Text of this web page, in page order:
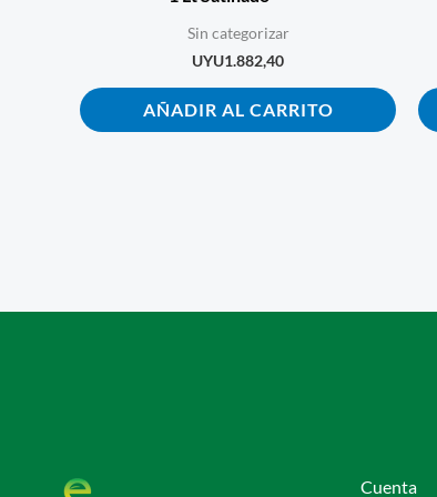
Sin categorizar
UYU1.882,40
AÑADIR AL CARRITO
Cuenta